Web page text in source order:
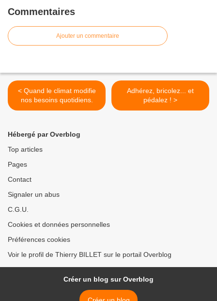
Commentaires
Ajouter un commentaire
< Quand le climat modifie
nos besoins quotidiens.
Adhérez, bricolez... et
pédalez ! >
Hébergé par Overblog
Top articles
Pages
Contact
Signaler un abus
C.G.U.
Cookies et données personnelles
Préférences cookies
Voir le profil de Thierry BILLET sur le portail Overblog
Créer un blog sur Overblog